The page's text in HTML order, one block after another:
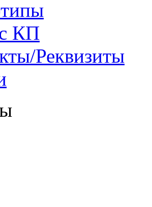
КП
Реквизиты